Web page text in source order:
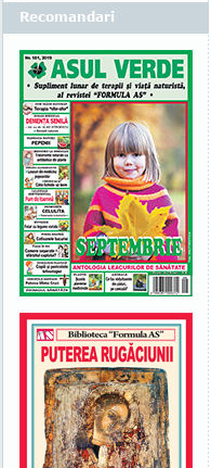
Recomandari